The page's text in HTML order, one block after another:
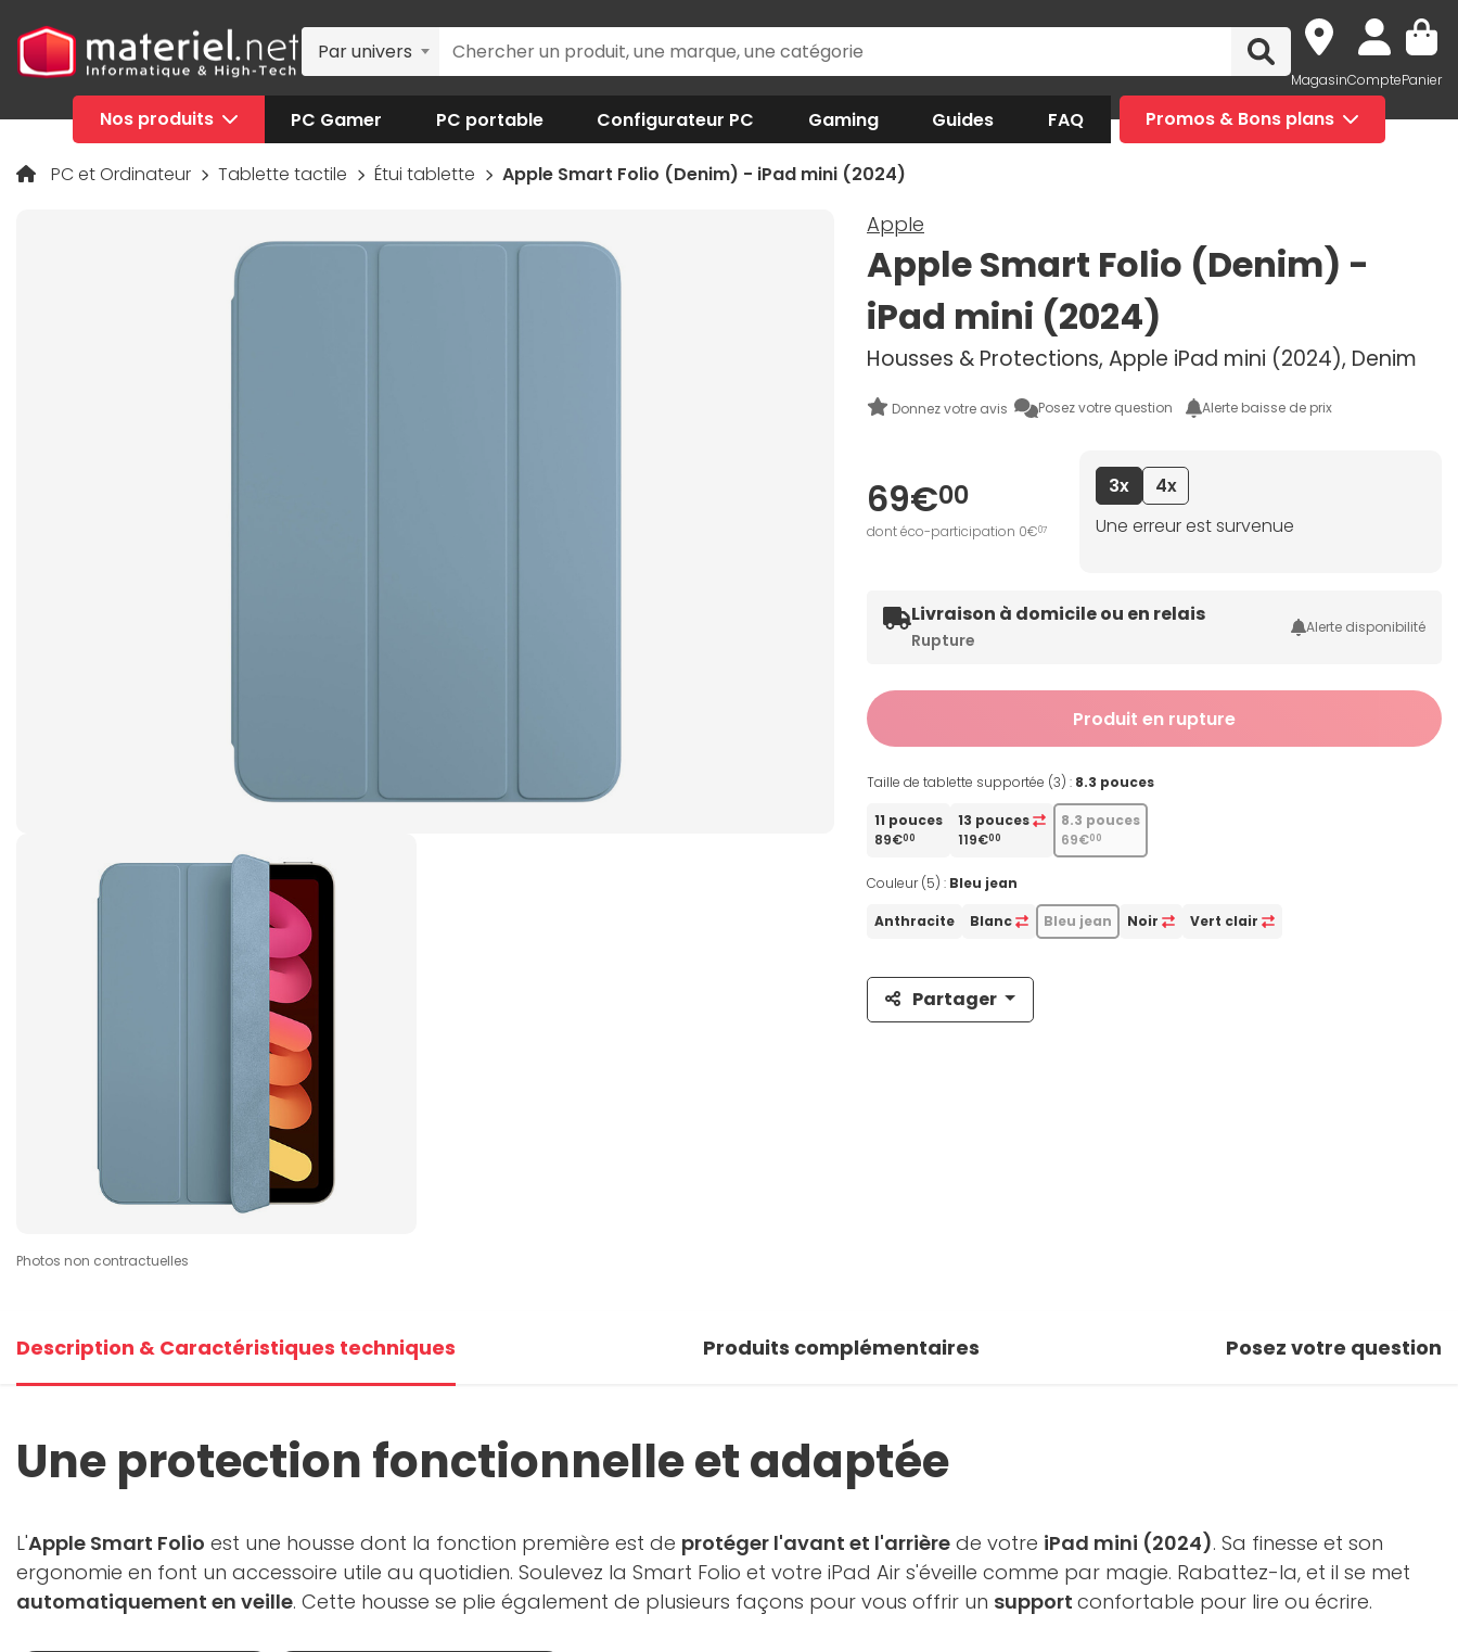
Par univers
MagasinComptePanier
Nos produits PC Gamer PC portable Configurateur PC Gaming Guides FAQ Promos & Bons plans
PC et Ordinateur Tablette tactile Étui tablette Apple Smart Folio (Denim) - iPad mini (2024)
Photos non contractuelles
Apple
Apple Smart Folio (Denim) -
iPad mini (2024)
Housses & Protections, Apple iPad mini (2024), Denim
Donnez votre avis Posez votre question Alerte baisse de prix
69€00
dont éco-participation 0€07
3x
4x
Une erreur est survenue
Livraison à domicile ou en relais
Rupture
Alerte disponibilité
Produit en rupture
Taille de tablette supportée (3) : 8.3 pouces
11 pouces
89€00
13 pouces
119€00
8.3 pouces
69€00
Couleur (5) : Bleu jean
Anthracite Blanc Bleu jean Noir Vert clair
Partager
Description & Caractéristiques techniques Produits complémentaires Posez votre question
Une protection fonctionnelle et adaptée
L'Apple Smart Folio est une housse dont la fonction première est de protéger l'avant et l'arrière de votre iPad mini (2024). Sa finesse et son
ergonomie en font un accessoire utile au quotidien. Soulevez la Smart Folio et votre iPad Air s'éveille comme par magie. Rabattez-la, et il se met
automatiquement en veille. Cette housse se plie également de plusieurs façons pour vous offrir un support confortable pour lire ou écrire.